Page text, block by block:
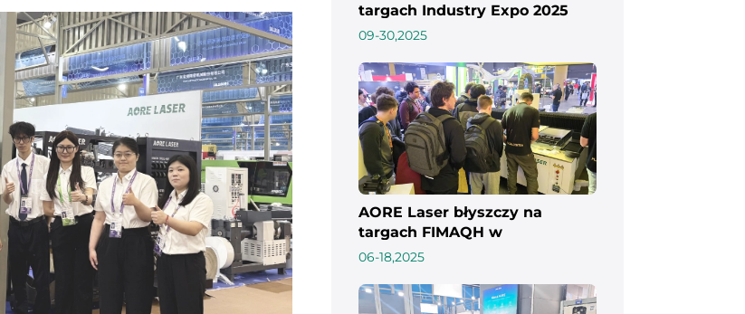
targach Industry Expo 2025
na Sri Lance
09-30,2025
AORE Laser błyszczy na
targach FIMAQH w
Argentynie w 2025 roku
06-18,2025